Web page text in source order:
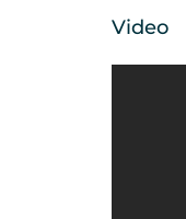
Video